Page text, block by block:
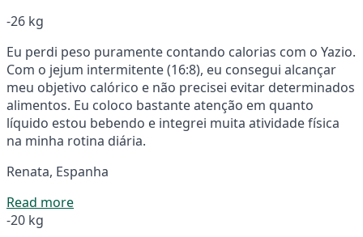
-26 kg
Eu perdi peso puramente contando calorias com o Yazio.
Com o jejum intermitente (16:8), eu consegui alcançar
meu objetivo calórico e não precisei evitar determinados
alimentos. Eu coloco bastante atenção em quanto
líquido estou bebendo e integrei muita atividade física
na minha rotina diária.
Renata, Espanha
Read more
-20 kg